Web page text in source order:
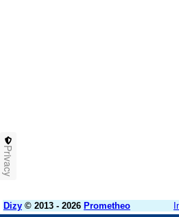
Dizy © 2013 - 2026 Prometheo
Privacy